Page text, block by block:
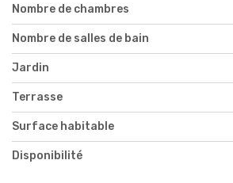
Nombre de chambres
Nombre de salles de bain
Jardin
Terrasse
Surface habitable
Disponibilité